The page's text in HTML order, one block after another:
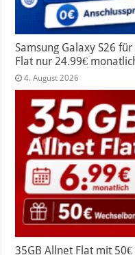
Samsung Galaxy S26
Flat nur 24.99€
4. August 2026
35GB Allnet Flat mit